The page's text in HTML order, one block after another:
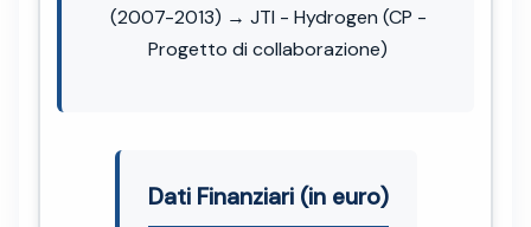
(2007-2013) → JTI - Hydrogen (CP -
Progetto di collaborazione)
Dati Finanziari (in euro)